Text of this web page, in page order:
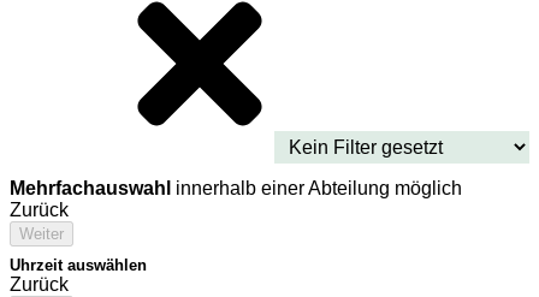
Mehrfachauswahl innerhalb einer Abteilung möglich
Zurück
Weiter
Uhrzeit auswählen
Zurück